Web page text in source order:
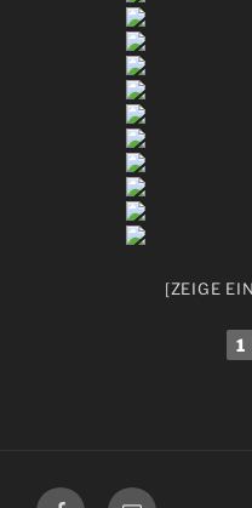
[ZEIGE
1
Facebook
E-